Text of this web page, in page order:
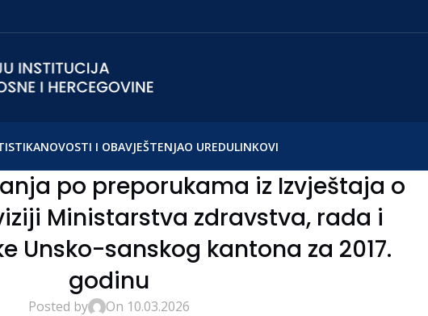
NOVOSTI I OBAVJEŠTENJAO UREDULINKOVI
po preporukama iz Izvještaja o
Ministarstva zdravstva, rada i
Unsko-sanskog kantona za 2017.
godinu
Posted by On 10.03.2026